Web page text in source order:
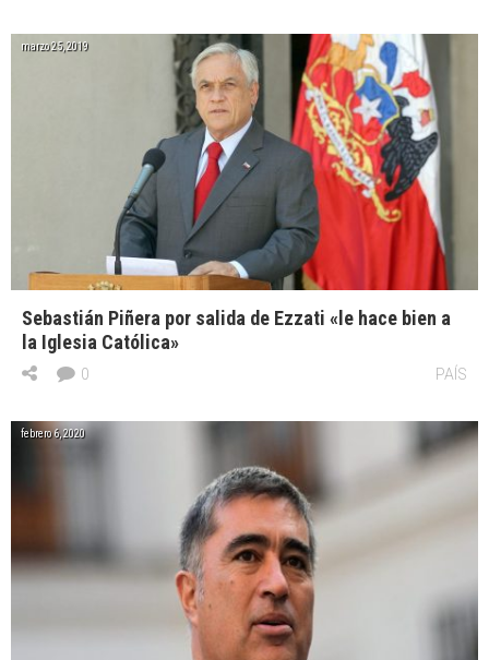
marzo 25, 2019
Sebastián Piñera por salida de Ezzati «le hace bien a
la Iglesia Católica»
PAÍS
0
febrero 6, 2020